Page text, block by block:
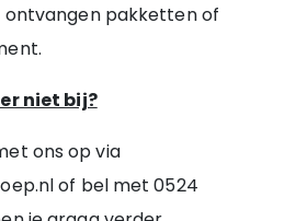
pakketten of
niet bij?
ons op via
of bel met 0524